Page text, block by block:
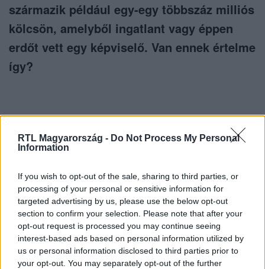
RTL Magyarország - Do Not Process My Personal
Information
If you wish to opt-out of the sale, sharing to third parties, or
processing of your personal or sensitive information for
targeted advertising by us, please use the below opt-out
section to confirm your selection. Please note that after your
opt-out request is processed you may continue seeing
interest-based ads based on personal information utilized by
us or personal information disclosed to third parties prior to
your opt-out. You may separately opt-out of the further
származik például egy-egy többszáz milliós
kölcsön, amelyből ingatlant vagy éppen
erdőt vett egy képviselő. Van ennek értelme
így?
Itt állítsd be, hogy az RTL.hu az elsők között